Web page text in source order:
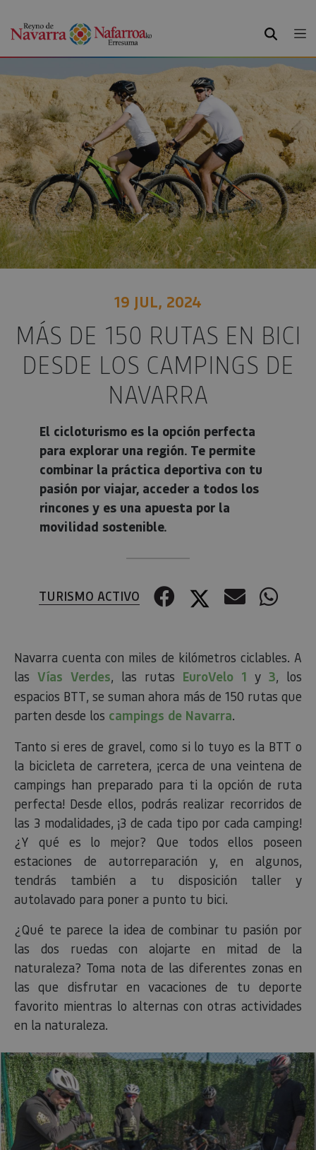
BUSCAR
19 JUL, 2024
MÁS DE 150 RUTAS EN BICI
DESDE LOS CAMPINGS DE
NAVARRA
El cicloturismo es la opción perfecta
para explorar una región. Te permite
combinar la práctica deportiva con tu
pasión por viajar, acceder a todos los
rincones y es una apuesta por la
movilidad sostenible.
TURISMO ACTIVO Facebook
Twitter
Navarra cuenta con miles de kilómetros ciclables. A
las Vías Verdes, las rutas EuroVelo 1 y 3, los
espacios BTT, se suman ahora más de 150 rutas que
parten desde los campings de Navarra.
Tanto si eres de gravel, como si lo tuyo es la BTT o
la bicicleta de carretera, ¡cerca de una veintena de
campings han preparado para ti la opción de ruta
perfecta! Desde ellos, podrás realizar recorridos de
las 3 modalidades, ¡3 de cada tipo por cada camping!
¿Y qué es lo mejor? Que todos ellos poseen
estaciones de autorreparación y, en algunos,
tendrás también a tu disposición taller y
autolavado para poner a punto tu bici.
¿Qué te parece la idea de combinar tu pasión por
las dos ruedas con alojarte en mitad de la
naturaleza? Toma nota de las diferentes zonas en
las que disfrutar en vacaciones de tu deporte
favorito mientras lo alternas con otras actividades
en la naturaleza.